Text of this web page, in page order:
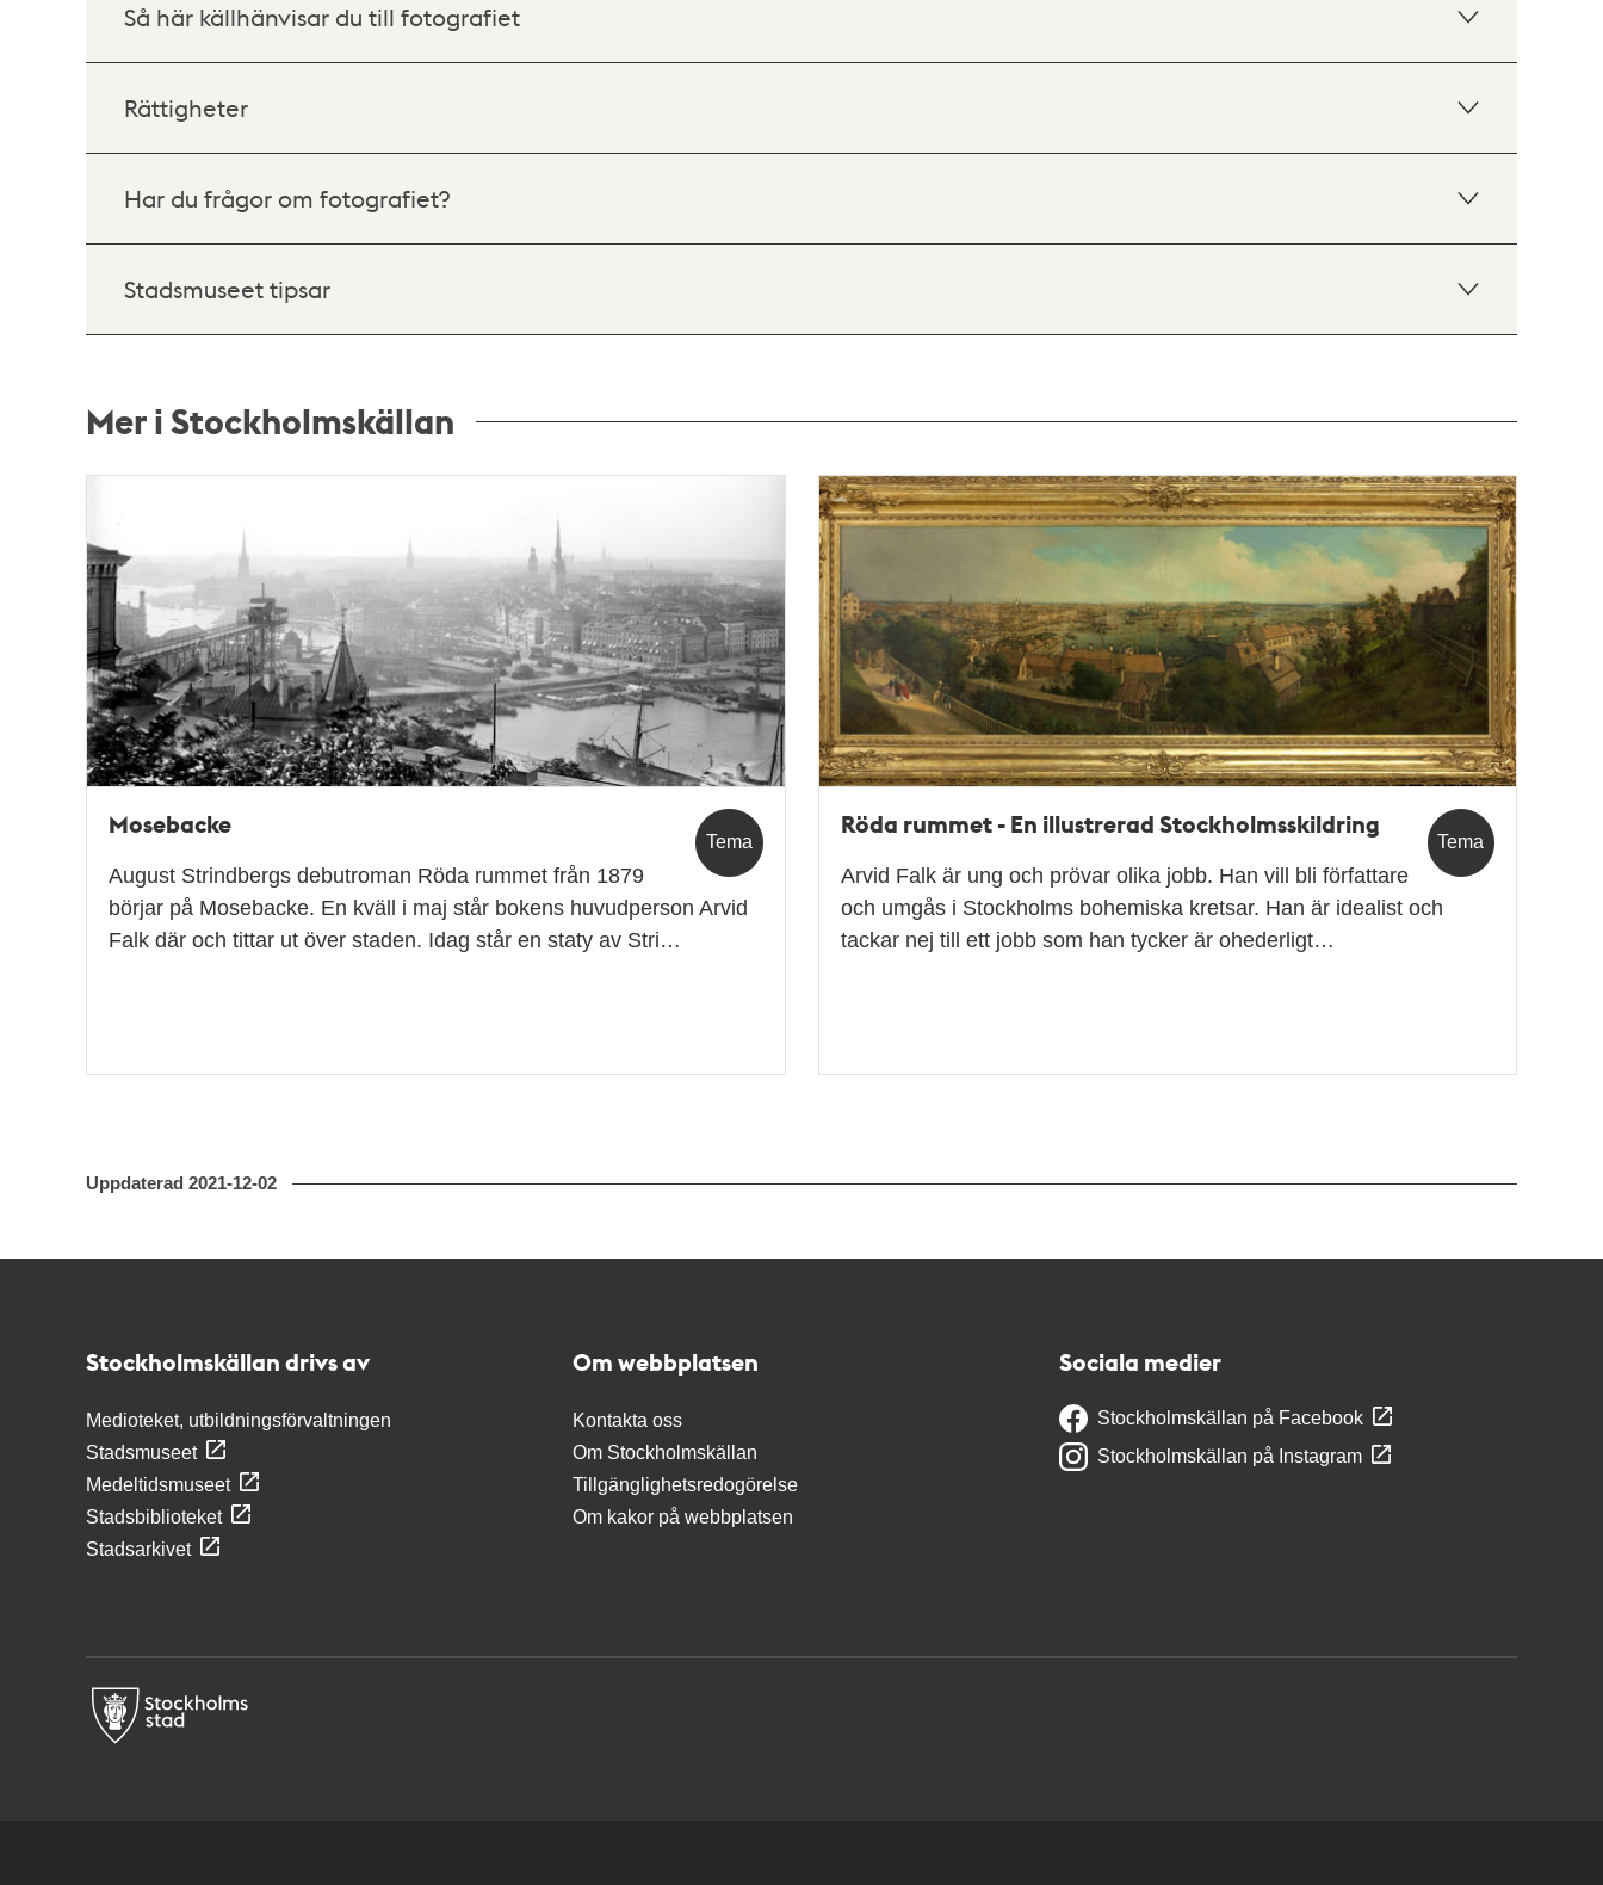
Så här källhänvisar du till fotografiet
Rättigheter
Har du frågor om fotografiet?
Stadsmuseet tipsar
Mer i Stockholmskällan
och
teman
Tema
Mosebacke
August Strindbergs debutroman Röda rummet från 1879
börjar på Mosebacke. En kväll i maj står bokens huvudperson Arvid
Falk där och tittar ut över staden. Idag står en staty av Stri…
Tema
Röda rummet - En illustrerad Stockholmsskildring
Arvid Falk är ung och prövar olika jobb. Han vill bli författare
och umgås i Stockholms bohemiska kretsar. Han är idealist och
tackar nej till ett jobb som han tycker är ohederligt…
Uppdaterad 2021-12-02
Stockholmskällan drivs av
Medioteket, utbildningsförvaltningen
Stadsmuseet
Medeltidsmuseet
Stadsbiblioteket
Stadsarkivet
Om webbplatsen
Kontakta oss
Om Stockholmskällan
Tillgänglighetsredogörelse
Om kakor på webbplatsen
Sociala medier
Stockholmskällan på Facebook
Stockholmskällan på Instagram